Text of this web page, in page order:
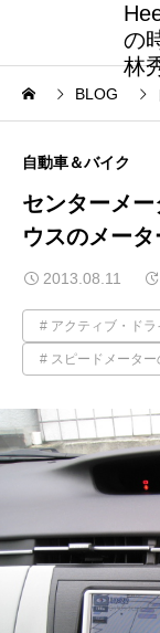
の
林
BLOG
自動車＆バイク
センターメ
ウスのメー
2013.08.11
アクティブ・ド
スピードメーター